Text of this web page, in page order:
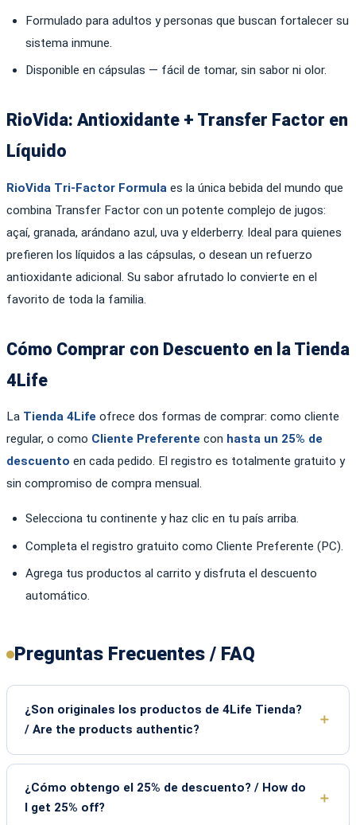
Formulado para adultos y personas que buscan fortalecer su
sistema inmune.
Disponible en cápsulas — fácil de tomar, sin sabor ni olor.
RioVida: Antioxidante + Transfer Factor en
Líquido
RioVida Tri-Factor Formula es la única bebida del mundo que
combina Transfer Factor con un potente complejo de jugos:
açaí, granada, arándano azul, uva y elderberry. Ideal para quienes
prefieren los líquidos a las cápsulas, o desean un refuerzo
antioxidante adicional. Su sabor afrutado lo convierte en el
favorito de toda la familia.
Cómo Comprar con Descuento en la Tienda
4Life
La Tienda 4Life ofrece dos formas de comprar: como cliente
regular, o como Cliente Preferente con hasta un 25% de
descuento en cada pedido. El registro es totalmente gratuito y
sin compromiso de compra mensual.
Selecciona tu continente y haz clic en tu país arriba.
Completa el registro gratuito como Cliente Preferente (PC).
Agrega tus productos al carrito y disfruta el descuento
automático.
Preguntas Frecuentes / FAQ
¿Son originales los productos de 4Life Tienda?
/ Are the products authentic?
¿Cómo obtengo el 25% de descuento? / How do
I get 25% off?